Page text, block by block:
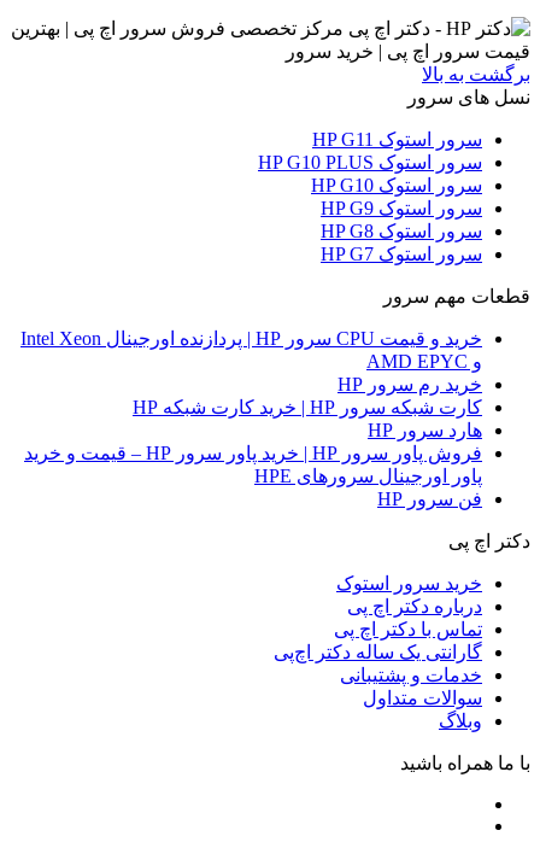
برگشت به بالا
نسل های سرور
سرور استوک HP G11
سرور استوک HP G10 PLUS
سرور استوک HP G10
سرور استوک HP G9
سرور استوک HP G8
سرور استوک HP G7
قطعات مهم سرور
خرید و قیمت CPU سرور HP | پردازنده اورجینال Intel Xeon
و AMD EPYC
خرید رم سرور HP
کارت شبکه سرور HP | خرید کارت شبکه HP
هارد سرور HP
فروش پاور سرور HP | خرید پاور سرور HP – قیمت و خرید
پاور اورجینال سرورهای HPE
فن سرور HP
دکتر اچ پی
خرید سرور استوک
درباره دکتر اچ پی
تماس با دکتر اچ پی
گارانتی یک ساله دکتر اچ‌پی
خدمات و پشتیبانی
سوالات متداول
وبلاگ
با ما همراه باشید